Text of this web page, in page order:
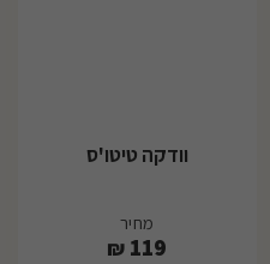
וודקה טיטו'ס
מחיר
119
₪